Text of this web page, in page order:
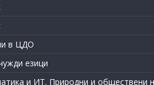
в ЦДО
езици
и ИТ. Природни и обществени